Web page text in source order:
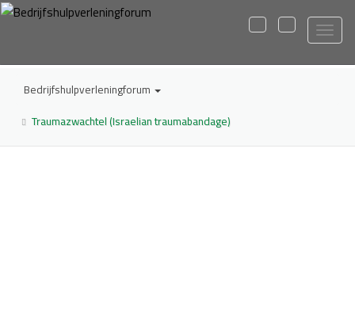
Bedrijfshulpverleningforum
Traumazwachtel (Israelian traumabandage)